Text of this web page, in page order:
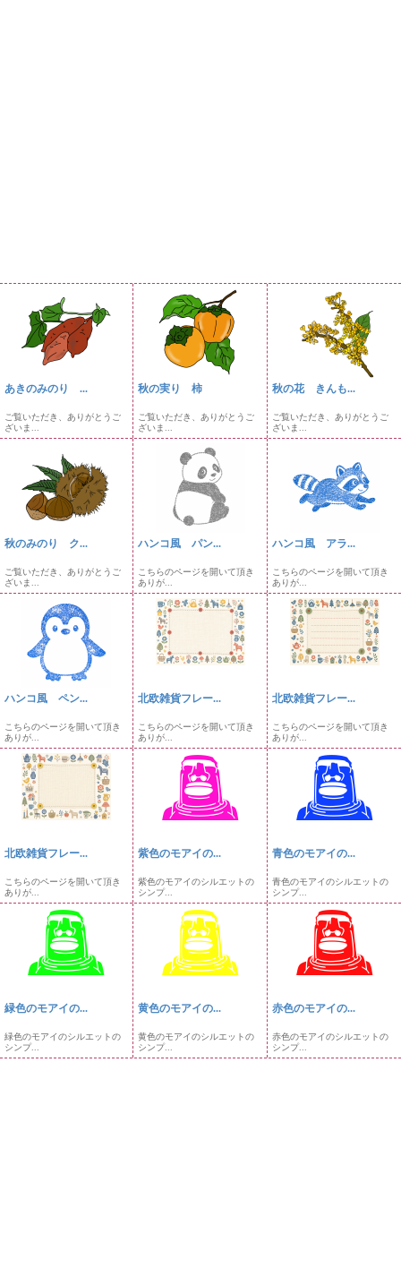
あきのみのり ...
ご覧いただき、ありがとうご
ざいま...
秋の実り 柿
ご覧いただき、ありがとうご
ざいま...
秋の花 きんも...
ご覧いただき、ありがとうご
ざいま...
秋のみのり ク...
ご覧いただき、ありがとうご
ざいま...
ハンコ風 パン...
こちらのページを開いて頂き
ありが...
ハンコ風 アラ...
こちらのページを開いて頂き
ありが...
ハンコ風 ペン...
こちらのページを開いて頂き
ありが...
北欧雑貨フレー...
こちらのページを開いて頂き
ありが...
北欧雑貨フレー...
こちらのページを開いて頂き
ありが...
北欧雑貨フレー...
こちらのページを開いて頂き
ありが...
紫色のモアイの...
紫色のモアイのシルエットの
シンプ...
青色のモアイの...
青色のモアイのシルエットの
シンプ...
緑色のモアイの...
緑色のモアイのシルエットの
シンプ...
黄色のモアイの...
黄色のモアイのシルエットの
シンプ...
赤色のモアイの...
赤色のモアイのシルエットの
シンプ...